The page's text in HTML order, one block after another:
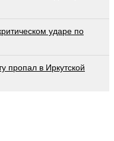
ударе по
пропал в Иркутской